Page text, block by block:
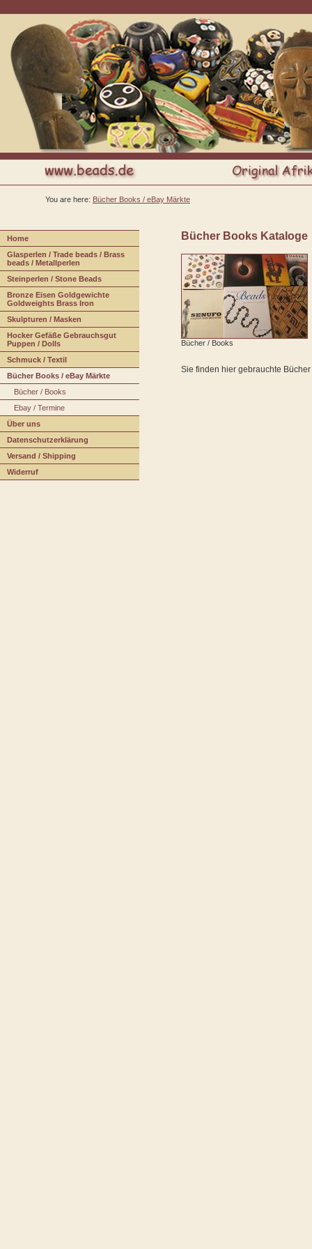
Bücher Books Kataloge
Bücher / Books
Sie finden hier gebrauchte
Home
Glasperlen / Trade beads / Brass
beads / Metallperlen
Steinperlen / Stone Beads
Bronze Eisen Goldgewichte
Goldweights Brass Iron
Skulpturen / Masken
Hocker Gefäße Gebrauchsgut
Puppen / Dolls
Schmuck / Textil
Bücher Books / eBay Märkte
Bücher / Books
Ebay / Termine
Über uns
Datenschutzerklärung
Versand / Shipping
Widerruf
You are here: Bücher Books / eBay Märkte